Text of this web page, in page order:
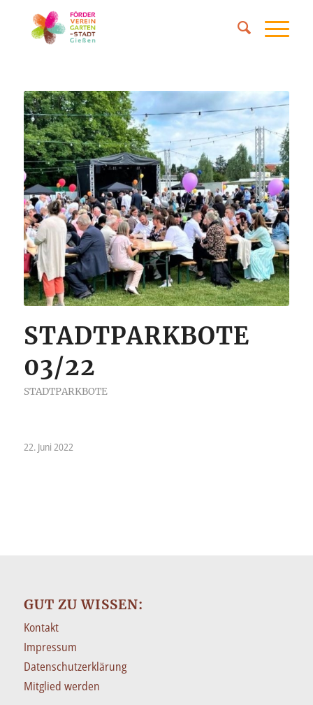
STADTPARKBOTE
03/22
STADTPARKBOTE
22. Juni 2022
GUT ZU WISSEN:
Kontakt
Impressum
Datenschutzerklärung
Mitglied werden